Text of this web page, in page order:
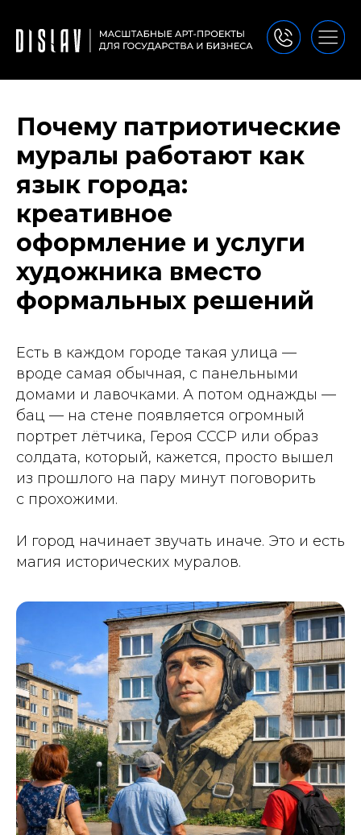
Почему патриотические
муралы работают как
язык города:
креативное
оформление и услуги
художника вместо
формальных решений
Есть в каждом городе такая улица —
вроде самая обычная, с панельными
домами и лавочками. А потом однажды —
бац — на стене появляется огромный
портрет лётчика, Героя СССР или образ
солдата, который, кажется, просто вышел
из прошлого на пару минут поговорить
с прохожими.
И город начинает звучать иначе. Это и есть
магия исторических муралов.